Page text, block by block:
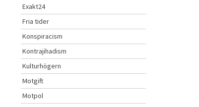
Exakt24
Fria tider
Konspiracism
Kontrajihadism
Kulturhögern
Motgift
Motpol